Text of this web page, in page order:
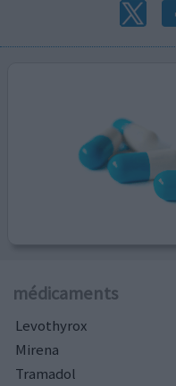
médicaments
Levothyrox
Mirena
Tramadol